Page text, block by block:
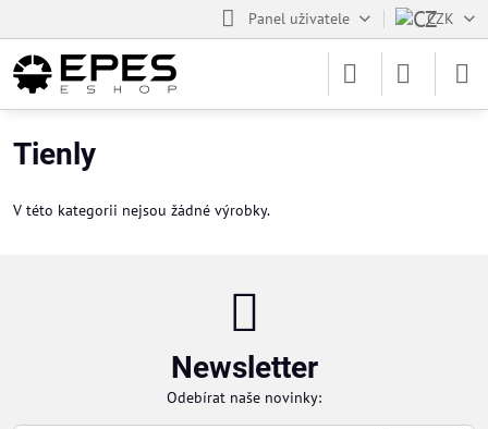
Panel uživatele CZK
Tienly
V této kategorii nejsou žádné výrobky.
Newsletter
Odebírat naše novinky: